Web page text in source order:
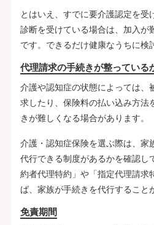
とはいえ、すでに要介護認定を受
診断を受けている場合は、加入が
です。できるだけ健康なうちに検
代理請求の手続きが整っている
介護や認知症の状態によっては、
求したり、保険料の払い込み方法
きが難しくなる場合があります。
介護・認知症保険を選ぶ際は、家
代行できる制度があるかを確認し
約者代理特約」や「指定代理請求
ば、家族が手続きを代行すること
免責期間